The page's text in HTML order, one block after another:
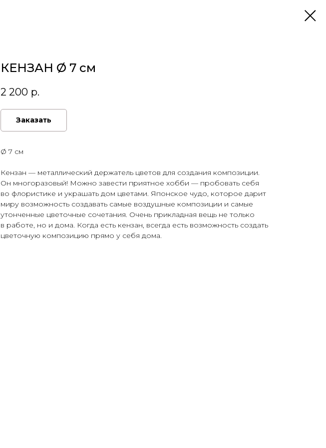
КЕНЗАН Ø 7 см
2 200 р.
Заказать
Ø 7 см
Кензан — металлический держатель цветов для создания композиции.
Он многоразовый! Можно завести приятное хобби — пробовать себя
во флористике и украшать дом цветами. Японское чудо, которое дарит
миру возможность создавать самые воздушные композиции и самые
утонченные цветочные сочетания. Очень прикладная вещь не только
в работе, но и дома. Когда есть кензан, всегда есть возможность создать
цветочную композицию прямо у себя дома.